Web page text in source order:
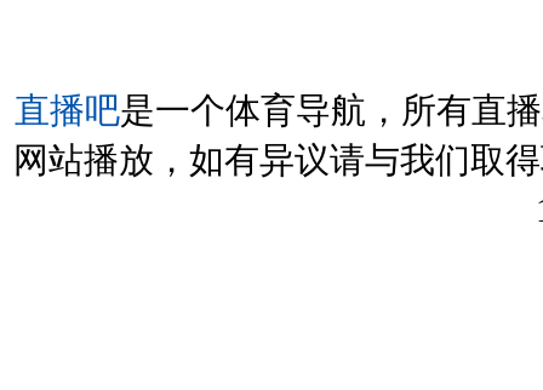
直播吧是一个体育导航，所有直
网站播放，如有异议请与我们取